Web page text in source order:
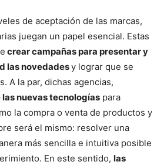
de aceptación de las marcas,
juegan un papel esencial. Estas
crear campañas para presentar y
las novedadesy lograr que se
A la par, dichas agencias,
nuevas tecnologías para
la compra o venta de productos y
será el mismo: resolver una
más sencilla e intuitiva posible
En este sentido, las